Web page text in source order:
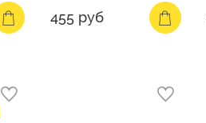
455 руб